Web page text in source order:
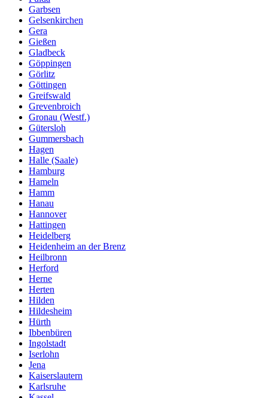
Garbsen
Gelsenkirchen
Gera
Gießen
Gladbeck
Göppingen
Görlitz
Göttingen
Greifswald
Grevenbroich
Gronau (Westf.)
Gütersloh
Gummersbach
Hagen
Halle (Saale)
Hamburg
Hameln
Hamm
Hanau
Hannover
Hattingen
Heidelberg
Heidenheim an der Brenz
Heilbronn
Herford
Herne
Herten
Hilden
Hildesheim
Hürth
Ibbenbüren
Ingolstadt
Iserlohn
Jena
Kaiserslautern
Karlsruhe